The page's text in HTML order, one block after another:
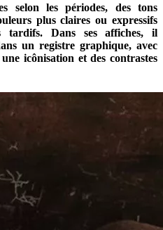
selon les périodes, des tons
plus claires ou expressifs
tardifs. Dans ses affiches, il
un registre graphique, avec
icônisation et des contrastes